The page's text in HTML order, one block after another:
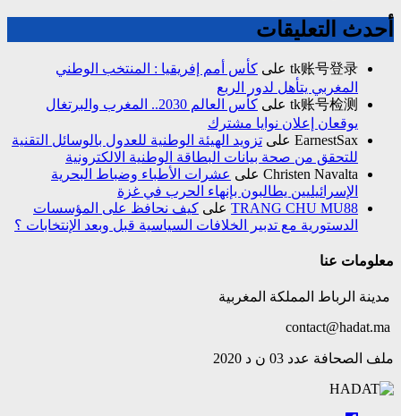
أحدث التعليقات
tk账号登录 على كأس أمم إفريقيا : المنتخب الوطني
المغربي يتأهل لدور الربع
tk账号检测 على
كأس العالم 2030.. المغرب والبرتغال
يوقعان إعلان نوايا مشترك
EarnestSax على تزويد الهيئة الوطنية للعدول بالوسائل التقنية
للتحقق من صحة بيانات البطاقة الوطنية الالكترونية
Christen Navalta على عشرات الأطباء وضباط البحرية
الإسرائيليين يطالبون بإنهاء الحرب في غزة
TRANG CHU MU88 على كيف نحافظ على المؤسسات
الدستورية مع تدبير الخلافات السياسية قبل وبعد الإنتخابات ؟
معلومات عنا
مدينة الرباط المملكة المغربية
ملف الصحافة عدد 03 ن د 2020